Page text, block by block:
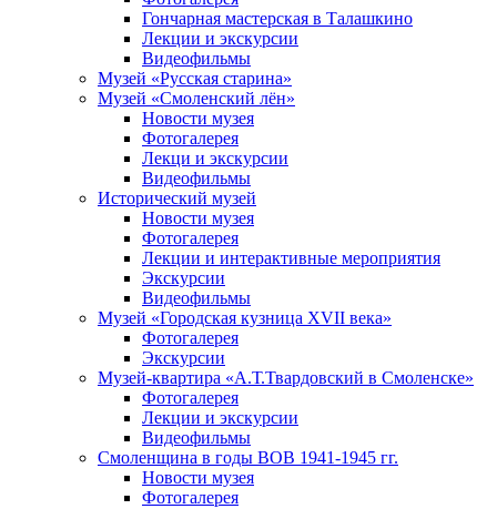
Гончарная мастерская в Талашкино
Лекции и экскурсии
Видеофильмы
Музей «Русская старина»
Музей «Смоленский лён»
Новости музея
Фотогалерея
Лекци и экскурсии
Видеофильмы
Исторический музей
Новости музея
Фотогалерея
Лекции и интерактивные мероприятия
Экскурсии
Видеофильмы
Музей «Городская кузница XVII века»
Фотогалерея
Экскурсии
Музей-квартира «А.Т.Твардовский в Смоленске»
Фотогалерея
Лекции и экскурсии
Видеофильмы
Смоленщина в годы ВОВ 1941-1945 гг.
Новости музея
Фотогалерея